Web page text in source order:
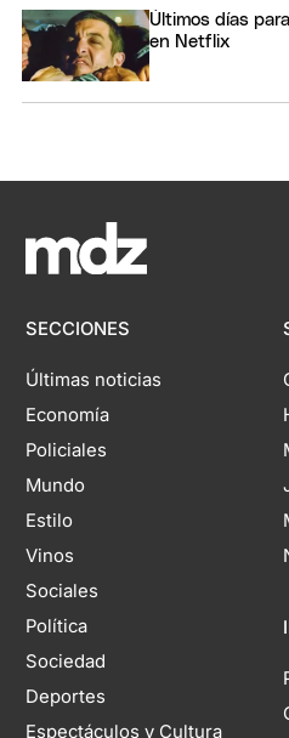
Últimos días
en Netflix
SECCIONES
Últimas noticias
Economía
Policiales
Mundo
Estilo
Vinos
Sociales
Política
Sociedad
Deportes
Espectáculos y Cultura